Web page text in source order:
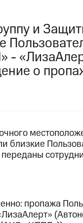
QR-коду за
и
о
близкие
пропажа